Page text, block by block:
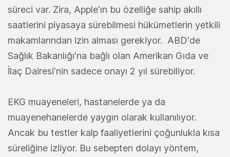
süreci var. Zira, Apple'ın bu özelliğe sahip akıllı
saatlerini piyasaya sürebilmesi hükümetlerin yetkili
makamlarından izin alması gerekiyor. ABD'de
Sağlık Bakanlığı'na bağlı olan Amerikan Gıda ve
İlaç Dairesi'nin sadece onayı 2 yıl sürebiliyor.
EKG muayeneleri, hastanelerde ya da
muayenehanelerde yaygın olarak kullanılıyor.
Ancak bu testler kalp faaliyetlerini çoğunlukla kısa
süreliğine izliyor. Bu sebepten dolayı yöntem,